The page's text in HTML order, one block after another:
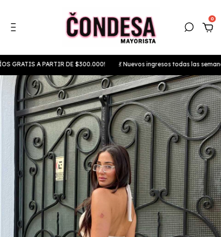
0
A PARTIR DE $300.000! 💃 Nuevos ingresos todas las semanas